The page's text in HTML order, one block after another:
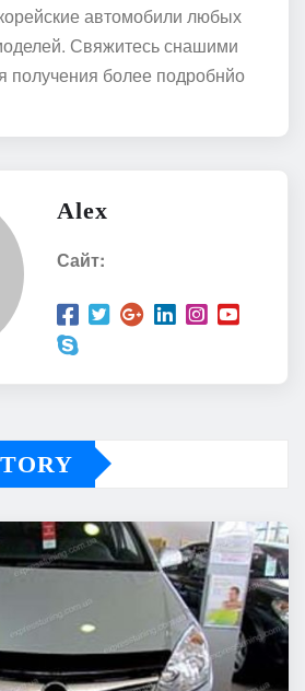
автомобили любых
Свяжитесь снашими
получения более подробнйо
Alex
Сайт: